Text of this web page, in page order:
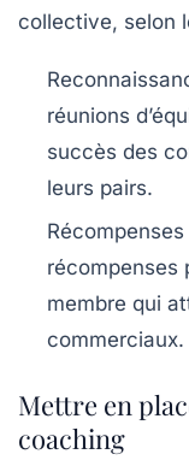
collective, selon
réunions
succès des
leurs pairs.
récompenses
membre qui
commerciaux.
Mettre en
coaching